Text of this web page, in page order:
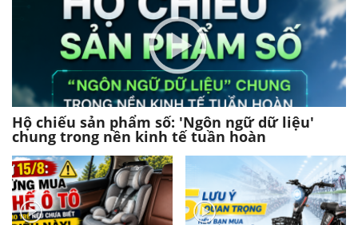
Hộ chiếu sản phẩm số: 'Ngôn ngữ dữ liệu'
chung trong nền kinh tế tuần hoàn